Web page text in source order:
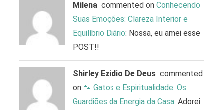
Milena commented onConhecendo
Suas Emoções: Clareza Interior e
Equilíbrio Diário: Nossa, eu amei esse
POST!!
Shirley Ezidio De Deus commented
on🐾 Gatos e Espiritualidade: Os
Guardiões da Energia da Casa: Adorei